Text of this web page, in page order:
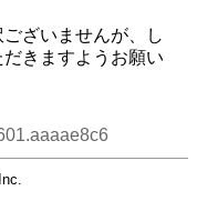
ざいませんが、し
きますようお願い